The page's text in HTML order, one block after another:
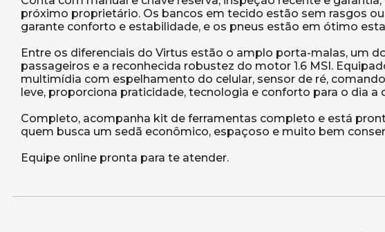
próximo proprietário. Os bancos em tecido estão sem rasgos
garante conforto e estabilidade, e os pneus estão em ótimo
Entre os diferenciais do Virtus estão o amplo porta-malas, um
passageiros e a reconhecida robustez do motor 1.6 MSI.
multimídia com espelhamento do celular, sensor de ré,
leve, proporciona praticidade, tecnologia e conforto para o dia a
Completo, acompanha kit de ferramentas completo e está
quem busca um sedã econômico, espaçoso e muito bem